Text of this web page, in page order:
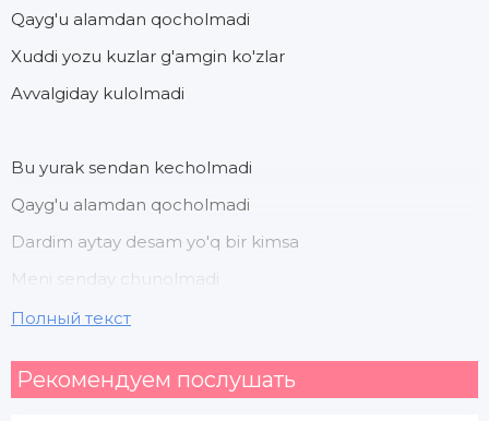
Qayg'u alamdan qocholmadi
Xuddi yozu kuzlar g'amgin ko'zlar
Avvalgiday kulolmadi
Bu yurak sendan kecholmadi
Qayg'u alamdan qocholmadi
Dardim aytay desam yo'q bir kimsa
Meni senday chunolmadi
Hech kiimga aytamagan o'ylarim bilan shaxsiy
Полный текст
Рекомендуем послушать